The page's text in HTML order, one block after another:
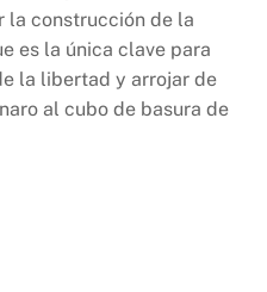
la construcción de la
es la única clave para
la libertad y arrojar de
al cubo de basura de